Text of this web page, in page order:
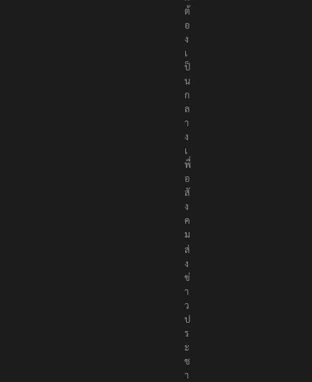
ต้
อ
ง
เ
ป็
น
ก
ล
า
ง
เ
พื่
อ
สั
ง
ค
ม
ส่
ง
ข่
า
ว
ป
ร
ะ
ช
า